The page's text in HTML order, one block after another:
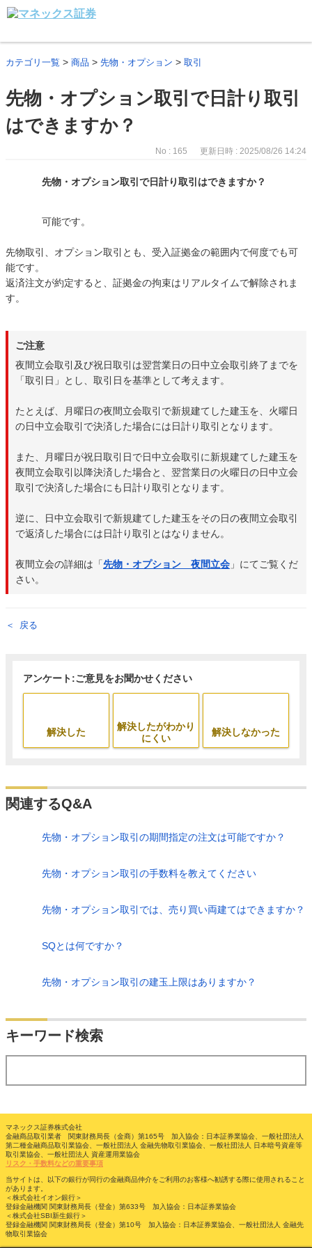
カテゴリ一覧 > 商品 > 先物・オプション > 取引
先物・オプション取引で日計り取引
はできますか？
No : 165 更新日時 : 2025/08/26 14:24
先物・オプション取引で日計り取引はできますか？
可能です。
先物取引、オプション取引とも、受入証拠金の範囲内で何度でも可
能です。
返済注文が約定すると、証拠金の拘束はリアルタイムで解除されま
す。
ご注意
夜間立会取引及び祝日取引は翌営業日の日中立会取引終了までを
「取引日」とし、取引日を基準として考えます。
たとえば、月曜日の夜間立会取引で新規建てした建玉を、火曜日
の日中立会取引で決済した場合には日計り取引となります。
また、月曜日が祝日取引日で日中立会取引に新規建てした建玉を
夜間立会取引以降決済した場合と、翌営業日の火曜日の日中立会
取引で決済した場合にも日計り取引となります。
逆に、日中立会取引で新規建てした建玉をその日の夜間立会取引
で返済した場合には日計り取引とはなりません。
夜間立会の詳細は「先物・オプション 夜間立会 」にてご覧くだ
さい。
戻る
アンケート:ご意見をお聞かせください
解決した
解決したがわかり
にくい
解決しなかった
関連するQ&A
先物・オプション取引の期間指定の注文は可能ですか？
先物・オプション取引の手数料を教えてください
先物・オプション取引では、売り買い両建てはできますか？
SQとは何ですか？
先物・オプション取引の建玉上限はありますか？
キーワード検索
マネックス証券株式会社
金融商品取引業者 関東財務局長（金商）第165号 加入協会：日本証券業協会、一般社団法人
第二種金融商品取引業協会、一般社団法人 金融先物取引業協会、一般社団法人 日本暗号資産等
取引業協会、一般社団法人 資産運用業協会
リスク・手数料などの重要事項
当サイトは、以下の銀行が同行の金融商品仲介をご利用のお客様へ勧誘する際に使用されること
があります。
＜株式会社イオン銀行＞
登録金融機関 関東財務局長（登金）第633号 加入協会：日本証券業協会
＜株式会社SBI新生銀行＞
登録金融機関 関東財務局長（登金）第10号 加入協会：日本証券業協会、一般社団法人 金融先
物取引業協会